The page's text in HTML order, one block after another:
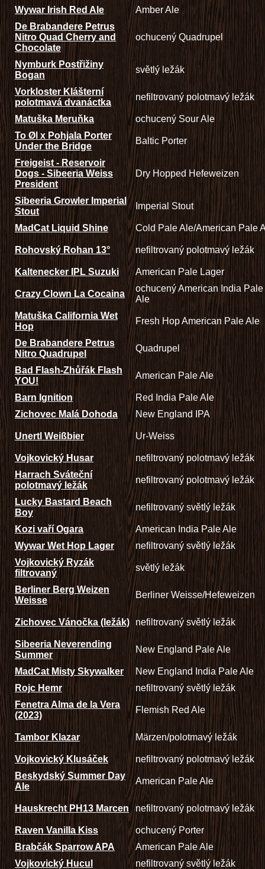
Wywar Irish Red Ale
Amber Ale
De Brabandere Petrus
Nitro Quad Cherry and
Chocolate
ochucený Quadrupel
Nymburk Postřižiny
Bogan
světlý ležák
Vorkloster Klášterní
polotmavá dvanáctka
nefiltrovaný polotmavý ležák
Matuška Meruňka
ochucený Sour Ale
To Øl x Pohjala Porter
Under the Bridge
Baltic Porter
Freigeist - Reservoir
Dogs - Sibeeria Weiss
President
Dry Hopped Hefeweizen
Sibeeria Growler Imperial
Stout
Imperial Stout
MadCat Liquid Shine Cold Pale Ale/American Pale
Rohovský Rohan 13° nefiltrovaný polotmavý ležák
Kaltenecker IPL Suzuki American Pale Lager
Crazy Clown La Cocaina
ochucený American India Pale
Ale
Matuška California Wet
Hop
Fresh Hop American Pale Ale
De Brabandere Petrus
Nitro Quadrupel
Quadrupel
Bad Flash-Zhůřák Flash
YOU!
American Pale Ale
Barn Ignition
Red India Pale Ale
Zichovec Malá Dohoda
New England IPA
Unertl Weißbier Ur-Weiss
Vojkovický Husar
nefiltrovaný polotmavý ležák
Harrach Sváteční
polotmavý ležák
nefiltrovaný polotmavý ležák
Lucky Bastard Beach
Boy
nefiltrovaný světlý ležák
Kozi vaří Ogara
American India Pale Ale
Wywar Wet Hop Lager
nefiltrovaný světlý ležák
Vojkovický Ryzák
filtrovaný
světlý ležák
Berliner Berg Weizen
Weisse
Berliner Weisse/Hefeweizen
Zichovec Vánočka (ležák) nefiltrovaný světlý ležák
Sibeeria Neverending
Summer
New England Pale Ale
MadCat Misty Skywalker
New England India Pale Ale
Rojc Hemr
nefiltrovaný světlý ležák
Fenetra Alma de la Vera
(2023)
Flemish Red Ale
Tambor Klazar Märzen/polotmavý ležák
Vojkovický Klusáček
nefiltrovaný polotmavý ležák
Beskydský Summer Day
Ale
American Pale Ale
Hauskrecht PH13 Marcen nefiltrovaný polotmavý ležák
Raven Vanilla Kiss
ochucený Porter
Brabčák Sparrow APA
American Pale Ale
Vojkovický Hucul
nefiltrovaný světlý ležák